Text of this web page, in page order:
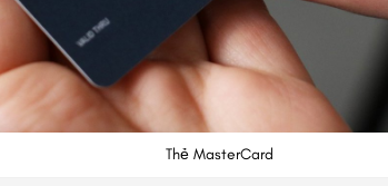
Thẻ MasterCard